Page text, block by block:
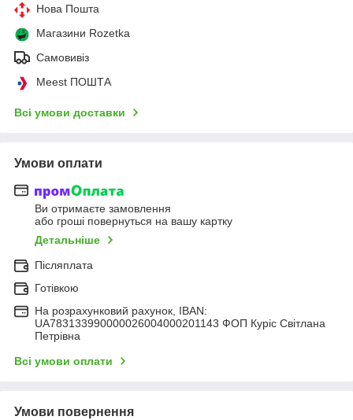
Нова Пошта
Магазини Rozetka
Самовивіз
Meest ПОШТА
Всі умови доставки
Умови оплати
Ви отримаєте замовлення
або гроші повернуться на вашу картку
Детальніше
Післяплата
Готівкою
На розрахунковий рахунок, IBAN:
UA783133990000026004000201143 ФОП Куріс Світлана
Петрівна
Всі умови оплати
Умови повернення